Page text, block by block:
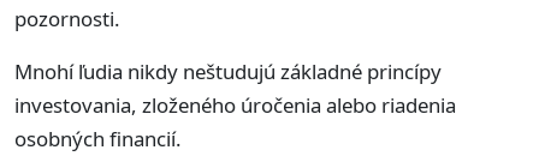
pozornosti.
Mnohí ľudia nikdy neštudujú základné princípy
investovania, zloženého úročenia alebo riadenia
osobných financií.